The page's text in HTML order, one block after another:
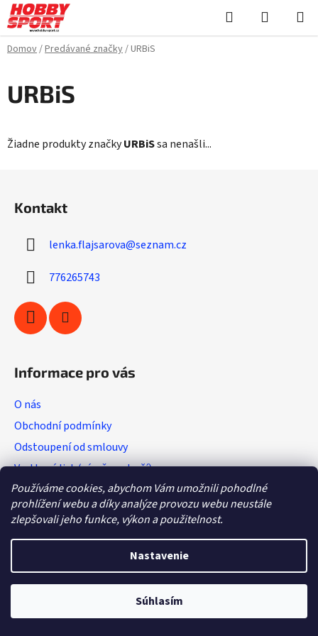
Používáme cookies, abychom Vám umožnili pohodlné
prohlížení webu a díky analýze provozu webu neustále
zlepšovali jeho funkce, výkon a použitelnost.
Nastavenie
Súhlasím
Prejsť
na
obsah
Hľadať
KOŠÍK
Domov/Predávané značky/URBiS
URBiS
Žiadne produkty značkyURBiSsa nenašli...
Kontakt
lenka.flajsarova@seznam.cz
776265743
Informace pro vás
O nás
Obchodní podmínky
Odstoupení od smlouvy
Vratkový list (výměna zboží)
Reklamační protokol
GDPR
Vytvoril Shoptet
Hobby - sport. Všetky práva vyhradené.